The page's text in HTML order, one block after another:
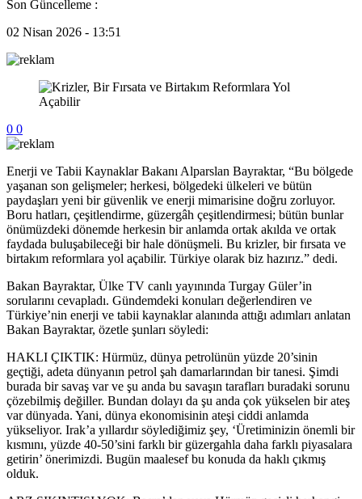
Son Güncelleme :
02 Nisan 2026 - 13:51
0 0
Enerji ve Tabii Kaynaklar Bakanı Alparslan Bayraktar, “Bu bölgede
yaşanan son gelişmeler; herkesi, bölgedeki ülkeleri ve bütün
paydaşları yeni bir güvenlik ve enerji mimarisine doğru zorluyor.
Boru hatları, çeşitlendirme, güzergâh çeşitlendirmesi; bütün bunlar
önümüzdeki dönemde herkesin bir anlamda ortak akılda ve ortak
faydada buluşabileceği bir hale dönüşmeli. Bu krizler, bir fırsata ve
birtakım reformlara yol açabilir. Türkiye olarak biz hazırız.” dedi.
Bakan Bayraktar, Ülke TV canlı yayınında Turgay Güler’in
sorularını cevapladı. Gündemdeki konuları değerlendiren ve
Türkiye’nin enerji ve tabii kaynaklar alanında attığı adımları anlatan
Bakan Bayraktar, özetle şunları söyledi:
HAKLI ÇIKTIK: Hürmüz, dünya petrolünün yüzde 20’sinin
geçtiği, adeta dünyanın petrol şah damarlarından bir tanesi. Şimdi
burada bir savaş var ve şu anda bu savaşın tarafları buradaki sorunu
çözebilmiş değiller. Bundan dolayı da şu anda çok yükselen bir ateş
var dünyada. Yani, dünya ekonomisinin ateşi ciddi anlamda
yükseliyor. Irak’a yıllardır söylediğimiz şey, ‘Üretiminizin önemli bir
kısmını, yüzde 40-50’sini farklı bir güzergahla daha farklı piyasalara
getirin’ önerimizdi. Bugün maalesef bu konuda da haklı çıkmış
olduk.